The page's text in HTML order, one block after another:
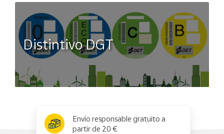
Distintivo DGT
Envío responsable gratuito a
partir de 20 €